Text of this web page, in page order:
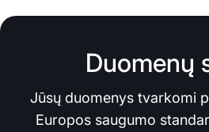
Duomenų
Jūsų duomenys tvarkomi
Europos saugumo